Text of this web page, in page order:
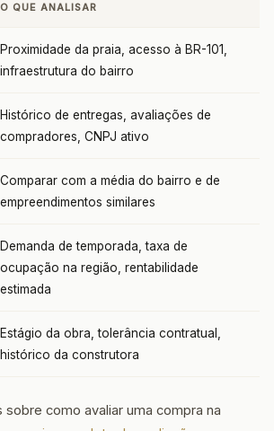
O QUE ANALISAR
Proximidade da praia, acesso à BR-101,
infraestrutura do bairro
Histórico de entregas, avaliações de
compradores, CNPJ ativo
Comparar com a média do bairro e de
empreendimentos similares
Demanda de temporada, taxa de
ocupação na região, rentabilidade
estimada
Estágio da obra, tolerância contratual,
histórico da construtora
sobre como avaliar uma compra na